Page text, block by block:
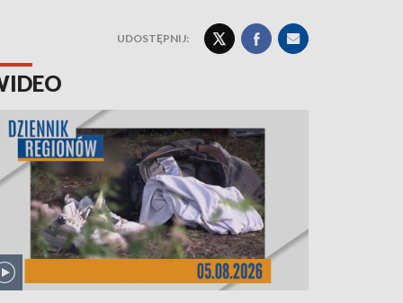
UDOSTĘPNIJ: